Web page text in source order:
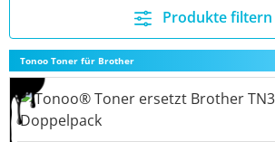
Produkte filtern
Tonoo Toner für Brother